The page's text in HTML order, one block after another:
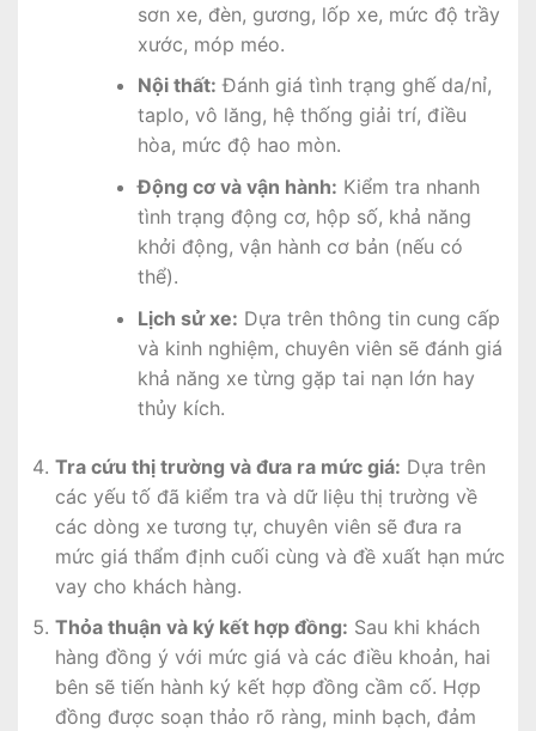
sơn xe, đèn, gương, lốp xe, mức độ trầy
xước, móp méo.
Nội thất: Đánh giá tình trạng ghế da/nỉ,
taplo, vô lăng, hệ thống giải trí, điều
hòa, mức độ hao mòn.
Động cơ và vận hành: Kiểm tra nhanh
tình trạng động cơ, hộp số, khả năng
khởi động, vận hành cơ bản (nếu có
thể).
Lịch sử xe: Dựa trên thông tin cung cấp
và kinh nghiệm, chuyên viên sẽ đánh giá
khả năng xe từng gặp tai nạn lớn hay
thủy kích.
Tra cứu thị trường và đưa ra mức giá: Dựa trên
các yếu tố đã kiểm tra và dữ liệu thị trường về
các dòng xe tương tự, chuyên viên sẽ đưa ra
mức giá thẩm định cuối cùng và đề xuất hạn mức
vay cho khách hàng.
Thỏa thuận và ký kết hợp đồng: Sau khi khách
hàng đồng ý với mức giá và các điều khoản, hai
bên sẽ tiến hành ký kết hợp đồng cầm cố. Hợp
đồng được soạn thảo rõ ràng, minh bạch, đảm